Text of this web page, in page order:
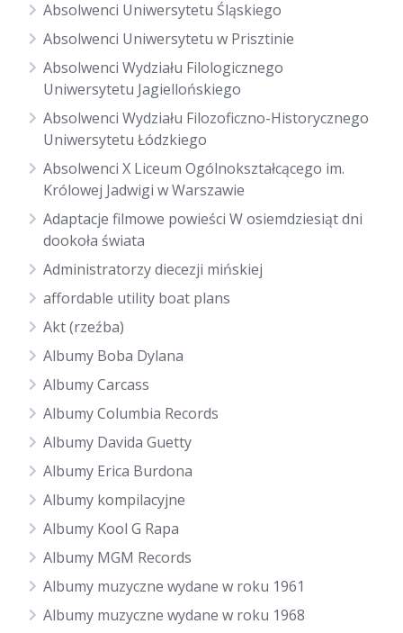
Absolwenci Uniwersytetu Śląskiego
Absolwenci Uniwersytetu w Prisztinie
Absolwenci Wydziału Filologicznego
Uniwersytetu Jagiellońskiego
Absolwenci Wydziału Filozoficzno-Historycznego
Uniwersytetu Łódzkiego
Absolwenci X Liceum Ogólnokształcącego im.
Królowej Jadwigi w Warszawie
Adaptacje filmowe powieści W osiemdziesiąt dni
dookoła świata
Administratorzy diecezji mińskiej
affordable utility boat plans
Akt (rzeźba)
Albumy Boba Dylana
Albumy Carcass
Albumy Columbia Records
Albumy Davida Guetty
Albumy Erica Burdona
Albumy kompilacyjne
Albumy Kool G Rapa
Albumy MGM Records
Albumy muzyczne wydane w roku 1961
Albumy muzyczne wydane w roku 1968